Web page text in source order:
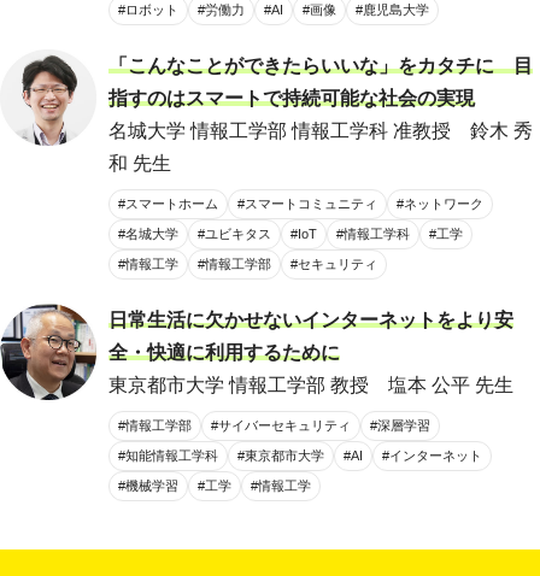
#ロボット #労働力 #AI #画像 #鹿児島大学
「こんなことができたらいいな」をカタチに 目
指すのはスマートで持続可能な社会の実現
名城大学 情報工学部 情報工学科 准教授 鈴木 秀
和 先生
#スマートホーム #スマートコミュニティ #ネットワーク
#名城大学 #ユビキタス #IoT #情報工学科 #工学
#情報工学 #情報工学部 #セキュリティ
日常生活に欠かせないインターネットをより安
全・快適に利用するために
東京都市大学 情報工学部 教授 塩本 公平 先生
#情報工学部 #サイバーセキュリティ #深層学習
#知能情報工学科 #東京都市大学 #AI #インターネット
#機械学習 #工学 #情報工学